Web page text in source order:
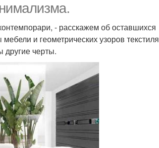
- расскажем об оставшихся
и геометрических узоров текстиля
другие черты.